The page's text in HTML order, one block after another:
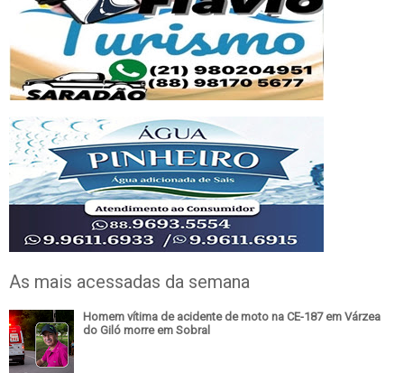
As mais acessadas da semana
Homem vítima de acidente de moto na CE-187 em Várzea
do Giló morre em Sobral